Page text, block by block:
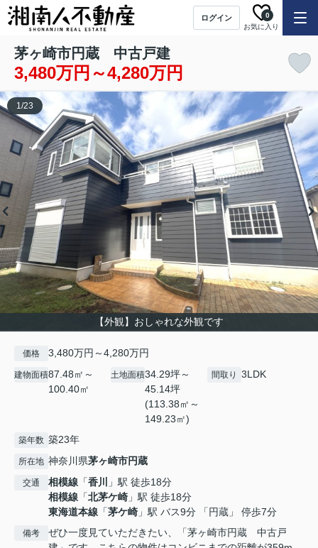
ログイン
お気に入り
0
茅ヶ崎市円蔵 中古戸建
3,480万円～4,280万円
【外観】おしゃれな外観です
1/23
価格 3,480万円～4,280万円
建物面積87.48㎡～
100.40㎡
土地面積34.29坪～
45.14坪
(113.38㎡～
149.23㎡)
間取り 3LDK
築年数 築23年
所在地 神奈川県茅ヶ崎市円蔵
交通 相模線 「香川
」駅 徒歩18分
相模線 「北茅ケ崎 」駅 徒歩18分
東海道本線 「茅ケ崎 」駅 バス9分 「円蔵」 停歩7分
備考
ぜひ一度見ていただきたい、「茅ヶ崎市円蔵 中古戸